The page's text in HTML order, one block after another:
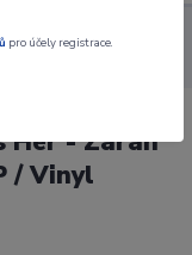
Ist's Her - Zarah
Her - Zarah
/ Vinyl
pro účely registrace.